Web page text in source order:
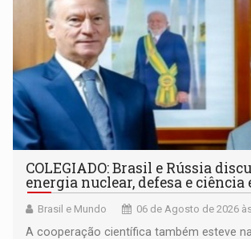
COLEGIADO: Brasil e Rússia
energia nuclear, defesa e
Brasil e Mundo 06 de Agosto de 2026
A cooperação científica também esteve